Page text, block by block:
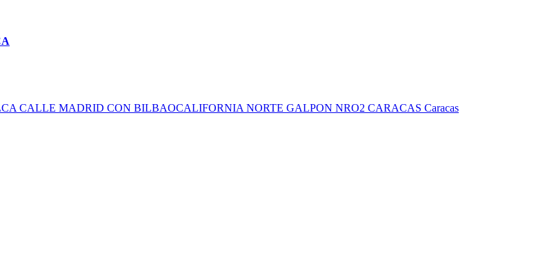
CALLE MADRID CON BILBAOCALIFORNIA NORTE GALPON NRO2 CARACAS Caracas